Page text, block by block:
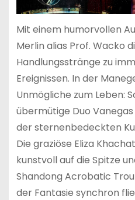
Mit einem humorvollen
Merlin alias Prof. Wacko
Handlungsstränge zu
Ereignissen. In der
Unmögliche zum Leben:
übermütige Duo
der sternenbedeckten
Die graziöse Eliza
kunstvoll auf die Spitze
Shandong Acrobatic
der Fantasie synchron